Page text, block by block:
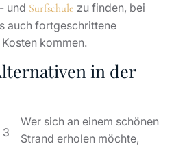
und Surfschule zu finden, bei
auch fortgeschrittene
kommen.
in der
Wer sich an einem schönen
Strand erholen möchte,